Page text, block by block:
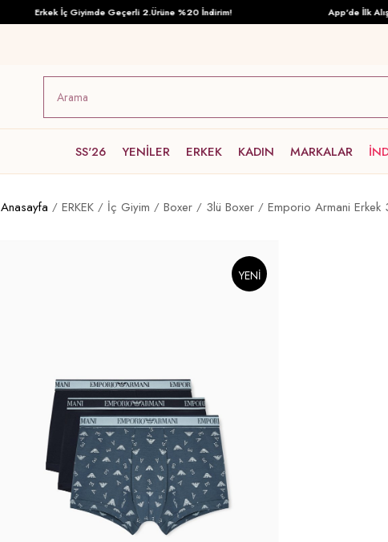
Erkek İç Giyimde Geçerli 2.Ürüne %20 İndirim! App'de İlk
SS'26 YENİLER ERKEK KADIN MARKALAR
Anasayfa ERKEK İç Giyim Boxer 3lü Boxer Emporio Armani Erkek
YENI